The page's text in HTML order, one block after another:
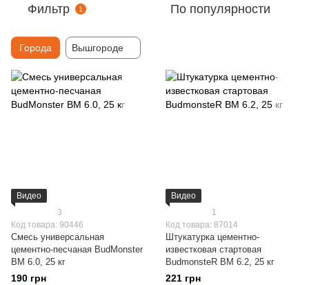
Фильтр 1 По популярности
Города Вышгороде
Видео
3
Код товара: 90446
Смесь универсальная
цементно-песчаная BudMonster
BM 6.0, 25 кг
190 грн
Видео
1
Код товара: 87014
Штукатурка цементно-
известковая стартовая
BudmonsteR BM 6.2, 25 кг
221 грн